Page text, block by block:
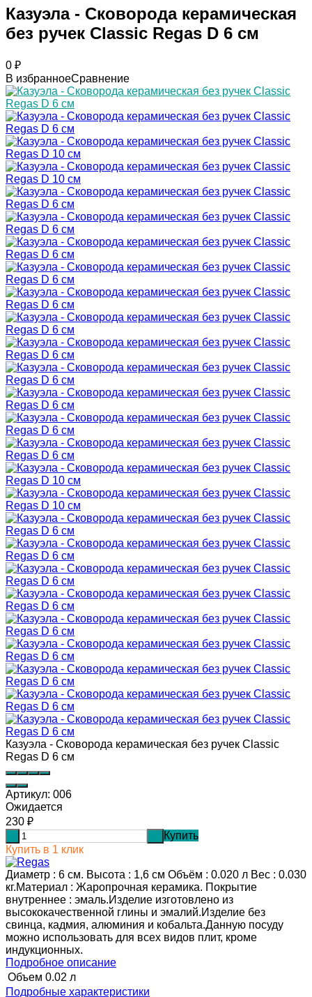
Казуэла - Сковорода керамическая
без ручек Classic Regas D 6 см
0 ₽
В избранноеСравнение
Казуэла - Сковорода керамическая без ручек Classic
Regas D 6 см
Артикул: 006
Ожидается
230 ₽
Купить
Купить в 1 клик
Диаметр : 6 см. Высота : 1,6 см Объём : 0.020 л Вес : 0.030
кг.Материал : Жаропрочная керамика. Покрытие
внутреннее : эмаль.Изделие изготовлено из
высококачественной глины и эмалий.Изделие без
свинца, кадмия, алюминия и кобальта.Данную посуду
можно использовать для всех видов плит, кроме
индукционных.
Подробное описание
Объем 0.02 л
Подробные характеристики